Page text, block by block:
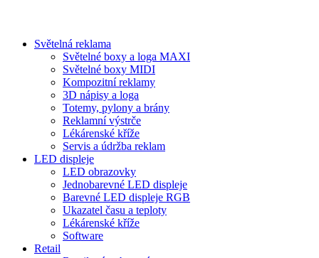
Světelná reklama
Světelné boxy a loga MAXI
Světelné boxy MIDI
Kompozitní reklamy
3D nápisy a loga
Totemy, pylony a brány
Reklamní výstrče
Lékárenské kříže
Servis a údržba reklam
LED displeje
LED obrazovky
Jednobarevné LED displeje
Barevné LED displeje RGB
Ukazatel času a teploty
Lékárenské kříže
Software
Retail